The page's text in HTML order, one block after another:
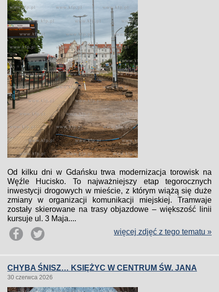
Od kilku dni w Gdańsku trwa modernizacja torowisk na
Węźle Hucisko. To najważniejszy etap tegorocznych
inwestycji drogowych w mieście, z którym wiążą się duże
zmiany w organizacji komunikacji miejskiej. Tramwaje
zostały skierowane na trasy objazdowe – większość linii
kursuje ul. 3 Maja....
więcej zdjęć z tego tematu »
CHYBA ŚNISZ… KSIĘŻYC W CENTRUM ŚW. JANA
30 czerwca 2026